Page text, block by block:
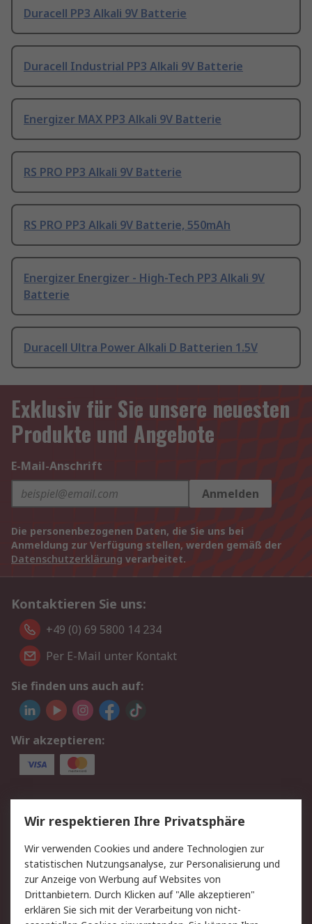
Duracell PP3 Alkali 9V Batterie
Duracell Industrial PP3 Alkali 9V Batterie
Energizer MAX PP3 Alkali 9V Batterie
RS PRO PP3 Alkali 9V Batterie
RS PRO PP3 Alkali 9V Batterie, 550mAh
Energizer Energizer - High-Tech PP3 Alkali 9V
Batterie
Duracell Ultra Power Alkali D Batterien 1.5V
Exklusiv für Sie unsere neuesten
Produkte und Angebote
E-Mail-Anschrift
Anmelden
Die personenbezogenen Daten, die Sie uns bei
Anmeldung zur Verfügung stellen, werden gemäß der
Datenschutzerklärung verarbeitet.
Kontaktieren Sie uns:
+49 (0) 69 5800 14 234
Per E-Mail unter Kontakt
Sie finden uns auch auf:
Wir akzeptieren:
Service
Value Added Services
Lieferlösungen
Rücksendungen
Kontakt
Hilfe
Privatkunden
Rechtliches
Wir respektieren Ihre Privatsphäre
Wir verwenden Cookies und andere Technologien zur
statistischen Nutzungsanalyse, zur Personalisierung und
zur Anzeige von Werbung auf Websites von
Drittanbietern. Durch Klicken auf "Alle akzeptieren"
erklären Sie sich mit der Verarbeitung von nicht-